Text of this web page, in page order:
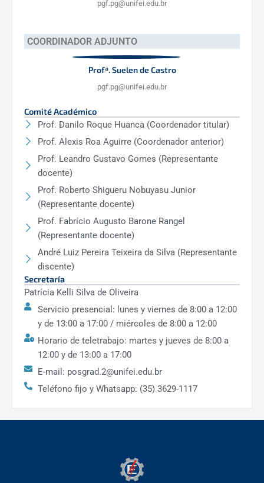
pgf.pg@unifei.edu.br
COORDINADOR ADJUNTO
Profª. Suelen de Castro
pgf.pg@unifei.edu.br
Comité Académico
Prof. Danilo Roque Huanca (Coordenador titular)
Prof. Alexis Roa Aguirre (Coordenador anterior)
Prof. Leandro Gustavo Gomes (Representante
docente)
Prof. Roberto Shigueru Nobuyasu Junior
(Representante docente)
Prof. Fabrício Augusto Barone Rangel
(Representante docente)
André Luiz Pereira Teixeira da Silva (Representante
discente)
Secretaría
Patrícia Kelli Silva de Oliveira
Servicio presencial: lunes y viernes de 8:00 a 12:00
y de 13:00 a 17:00 / miércoles de 8:00 a 12:00
Horario de teletrabajo: martes y jueves de 8:00 a
12:00 y de 13:00 a 17:00
E-mail: posgrad.2@unifei.edu.br
Teléfono fijo y Whatsapp: (35) 3629-1117